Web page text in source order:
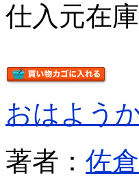
仕入元在
おはよう
著者： 佐